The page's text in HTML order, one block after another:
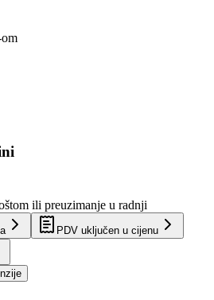
ili preuzimanje u radnji
PDV uključen u cijenu